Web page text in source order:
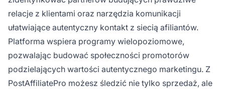
relacje z klientami oraz narzędzia komunikacji
ułatwiające autentyczny kontakt z siecią afiliantów.
Platforma wspiera programy wielopoziomowe,
pozwalając budować społeczności promotorów
podzielających wartości autentycznego marketingu. Z
PostAffiliatePro możesz śledzić nie tylko sprzedaż, ale